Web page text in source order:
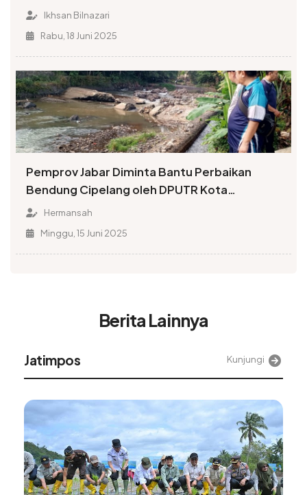
Ikhsan Bilnazari
Rabu, 18 Juni 2025
Pemprov Jabar Diminta Bantu Perbaikan
Bendung Cipelang oleh DPUTR Kota
Sukabumi
Hermansah
Minggu, 15 Juni 2025
Berita Lainnya
Alinea Kunjungi